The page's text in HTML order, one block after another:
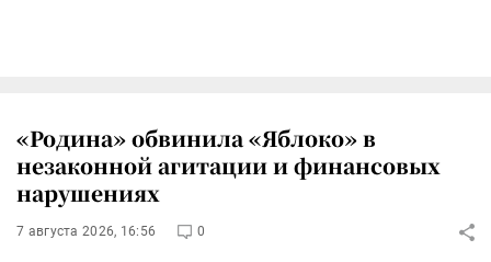
«Родина» обвинила «Яблоко» в
незаконной агитации и финансовых
нарушениях
7 августа 2026, 16:56 0